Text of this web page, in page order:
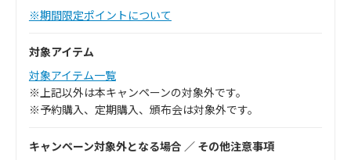
※期間限定ポイントについて
対象アイテム
対象アイテム一覧
※上記以外は本キャンペーンの対象外です。
※予約購入、定期購入、頒布会は対象外です。
キャンペーン対象外となる場合 ／ その他注意事項